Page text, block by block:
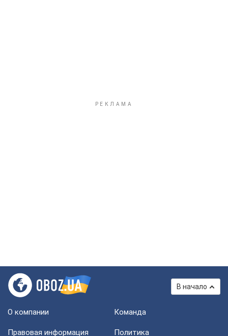
В начало
О компании Команда
Правовая информация
Политика